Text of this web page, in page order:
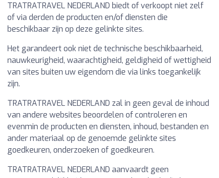
TRATRATRAVEL NEDERLAND biedt of verkoopt niet zelf
of via derden de producten en/of diensten die
beschikbaar zijn op deze gelinkte sites.
Het garandeert ook niet de technische beschikbaarheid,
nauwkeurigheid, waarachtigheid, geldigheid of wettigheid
van sites buiten uw eigendom die via links toegankelijk
zijn.
TRATRATRAVEL NEDERLAND zal in geen geval de inhoud
van andere websites beoordelen of controleren en
evenmin de producten en diensten, inhoud, bestanden en
ander materiaal op de genoemde gelinkte sites
goedkeuren, onderzoeken of goedkeuren.
TRATRATRAVEL NEDERLAND aanvaardt geen